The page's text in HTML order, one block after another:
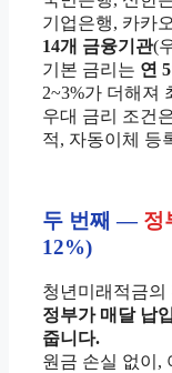
기업은행, 카카
14개 금융기관(
기본 금리는 연
2~3%가 더해져
우대 금리 조건
적, 자동이체 등
두 번째 — 정
12%)
청년미래적금의
정부가 매달 납
줍니다.
원금 손실 없이,